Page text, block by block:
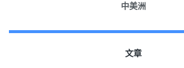
中美洲
文章